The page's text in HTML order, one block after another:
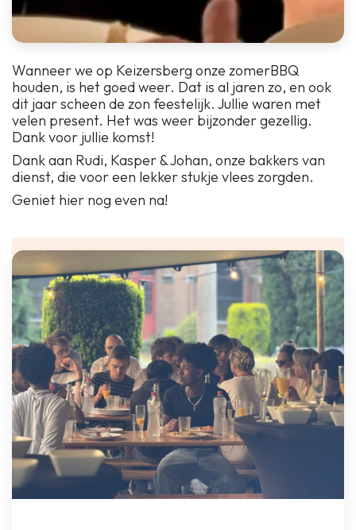
Wanneer we op Keizersberg onze zomerBBQ
houden, is het goed weer. Dat is al jaren zo, en ook
dit jaar scheen de zon feestelijk. Jullie waren met
velen present. Het was weer bijzonder gezellig.
Dank voor jullie komst!
Dank aan Rudi, Kasper & Johan, onze bakkers van
dienst, die voor een lekker stukje vlees zorgden.
Geniet hier nog even na!